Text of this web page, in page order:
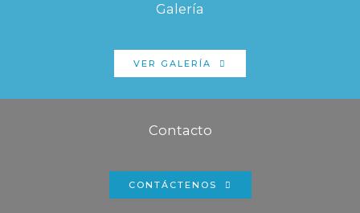
Galería
VER GALERÍA
Contacto
CONTÁCTENOS